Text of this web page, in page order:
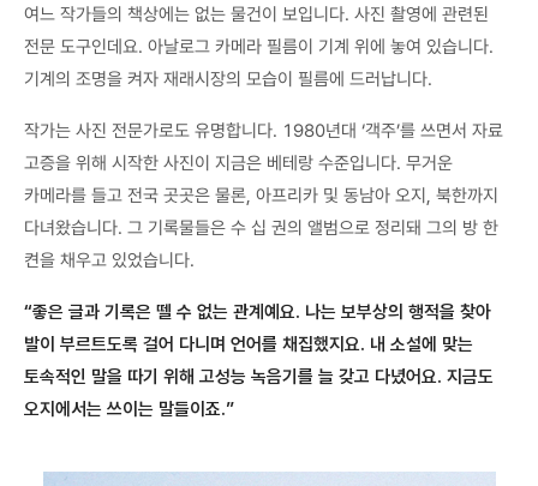
여느 작가들의 책상에는 없는 물건이 보입니다. 사진 촬영에 관련된
전문 도구인데요. 아날로그 카메라 필름이 기계 위에 놓여 있습니다.
기계의 조명을 켜자 재래시장의 모습이 필름에 드러납니다.
작가는 사진 전문가로도 유명합니다. 1980년대 ‘객주’를 쓰면서 자료
고증을 위해 시작한 사진이 지금은 베테랑 수준입니다. 무거운
카메라를 들고 전국 곳곳은 물론, 아프리카 및 동남아 오지, 북한까지
다녀왔습니다. 그 기록물들은 수 십 권의 앨범으로 정리돼 그의 방 한
켠을 채우고 있었습니다.
“좋은 글과 기록은 뗄 수 없는 관계예요. 나는 보부상의 행적을 찾아
발이 부르트도록 걸어 다니며 언어를 채집했지요. 내 소설에 맞는
토속적인 말을 따기 위해 고성능 녹음기를 늘 갖고 다녔어요. 지금도
오지에서는 쓰이는 말들이죠.”